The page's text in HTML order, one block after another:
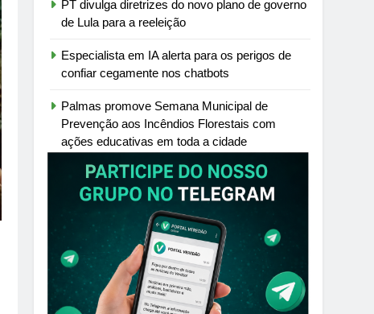
PT divulga diretrizes do novo plano de governo
de Lula para a reeleição
Especialista em IA alerta para os perigos de
confiar cegamente nos chatbots
Palmas promove Semana Municipal de
Prevenção aos Incêndios Florestais com
ações educativas em toda a cidade